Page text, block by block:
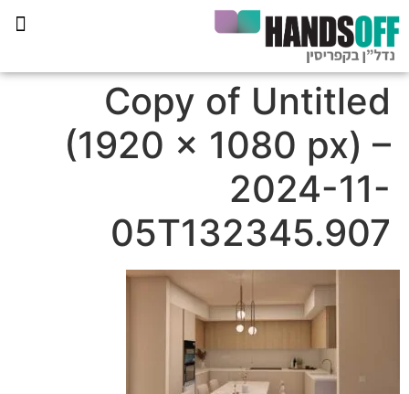
Copy of Untitled
(1920 × 1080 px) –
2024-11-
05T132345.907